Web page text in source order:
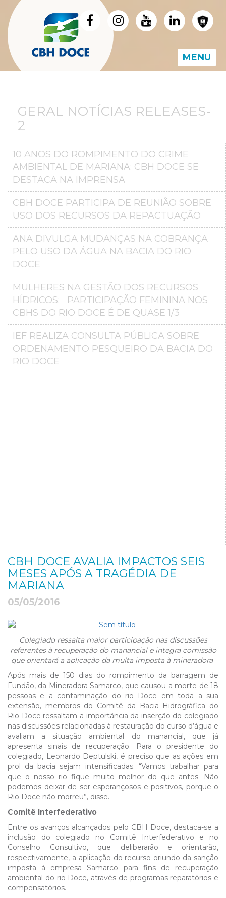
MENU
GERAL NOTÍCIAS RELEASES-
2
10 ANOS DO ROMPIMENTO DO CRIME
AMBIENTAL DE MARIANA: CBH DOCE SE
DESTACA NA IMPRENSA
CBH DOCE PARTICIPA DE REUNIÃO SOBRE
USO DOS RECURSOS DA REPACTUAÇÃO
ANA DIVULGA MUDANÇAS NA COBRANÇA
PELO USO DA ÁGUA NA BACIA DO RIO
DOCE
MULHERES NA GESTÃO DOS RECURSOS
HÍDRICOS: PARTICIPAÇÃO FEMININA NOS
CBHS DO RIO DOCE É DE QUASE 1/3
IEF REALIZA CONSULTA PÚBLICA SOBRE
ORDENAMENTO PESQUEIRO DA BACIA DO
RIO DOCE
CBH DOCE AVALIA IMPACTOS SEIS
MESES APÓS A TRAGÉDIA DE
MARIANA
05/05/2016
Colegiado ressalta maior participação nas discussões
referentes à recuperação do manancial e integra comissão
que orientará a aplicação da multa imposta à mineradora
Após mais de 150 dias do rompimento da barragem de
Fundão, da Mineradora Samarco, que causou a morte de 18
pessoas e a contaminação do rio Doce em toda a sua
extensão, membros do Comitê da Bacia Hidrográfica do
Rio Doce ressaltam a importância da inserção do colegiado
nas discussões relacionadas à restauração do curso d’água e
avaliam a situação ambiental do manancial, que já
apresenta sinais de recuperação. Para o presidente do
colegiado, Leonardo Deptulski, é preciso que as ações em
prol da bacia sejam intensificadas. “Vamos trabalhar para
que o nosso rio fique muito melhor do que antes. Não
podemos deixar de ser esperançosos e positivos, porque o
Rio Doce não morreu”, disse.
Comitê Interfederativo
Entre os avanços alcançados pelo CBH Doce, destaca-se a
inclusão do colegiado no Comitê Interfederativo e no
Conselho Consultivo, que deliberarão e orientarão,
respectivamente, a aplicação do recurso oriundo da sanção
imposta à empresa Samarco para fins de recuperação
ambiental do rio Doce, através de programas reparatórios e
compensatórios.